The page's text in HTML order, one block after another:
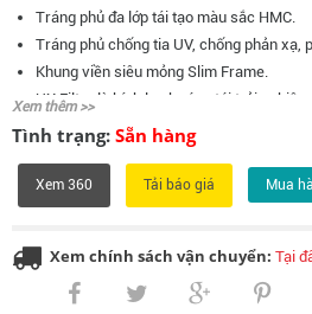
Tráng phủ đa lớp tái tạo màu sắc HMC.
Tráng phủ chống tia UV, chống phản xạ,
Khung viền siêu mỏng Slim Frame.
UX Filter là kính lọc hướng tới trải nghiệm
Xem thêm >>
Tình trạng: Sẵn hàng
Xem 360 Mua
Xem chính sách vận chuyển: Tại